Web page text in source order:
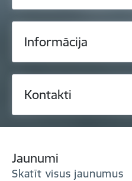
Informācija
Kontakti
Jaunumi
Skatīt visus jaunumus